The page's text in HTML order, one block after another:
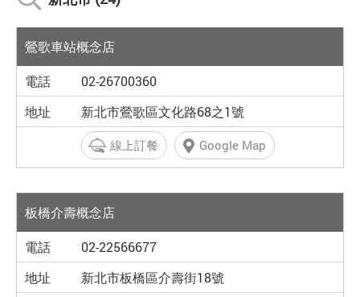
鶯歌車站概念店
02-26700360
新北市鶯歌區文化路68之1號
線上訂餐 Google Map
板橋介壽概念店
02-22566677
新北市板橋區介壽街18號